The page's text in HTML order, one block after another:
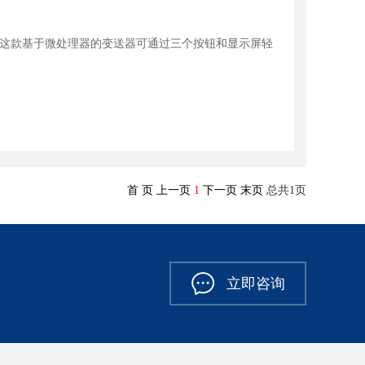
款基于微处理器的变送器可通过三个按钮和显示屏轻
首 页 上一页 1 下一页 末页 总共1页
立即咨询